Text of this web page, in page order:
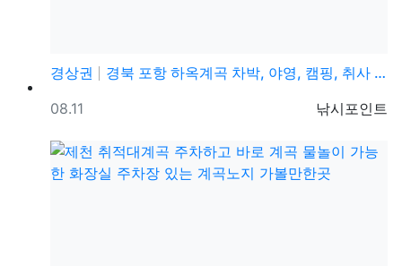
경상권
경북 포항 하옥계곡 차박, 야영, 캠핑, 취사 가능한 …
등록자
낚시포인트
등록일
08.11